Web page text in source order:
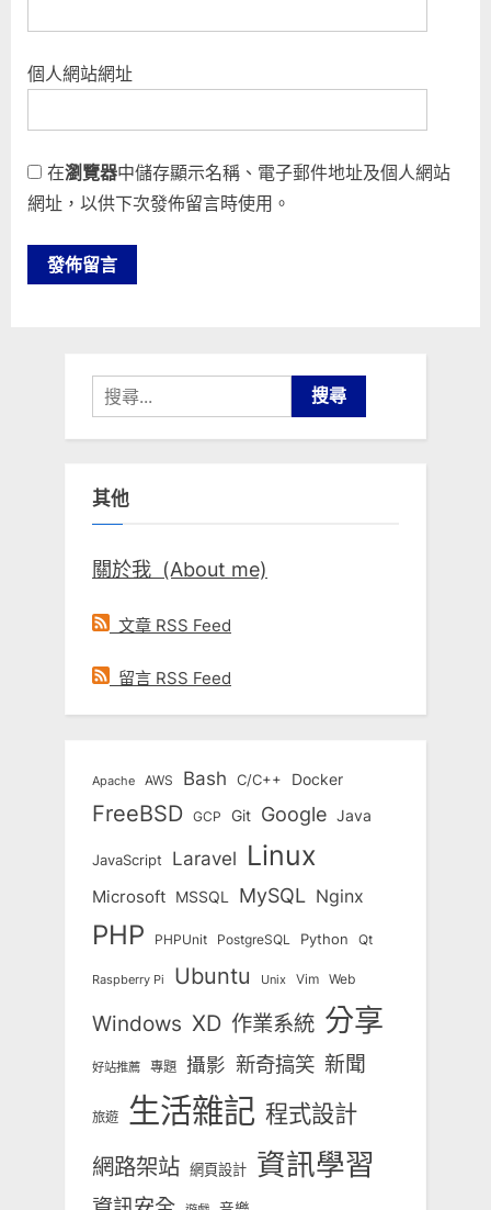
個人網站網址
在瀏覽器中儲存顯示名稱、電子郵件地址及個人網站
網址，以供下次發佈留言時使用。
搜
尋
關
字:
其他
關於我 (About me)
文章 RSS Feed
留言 RSS Feed
Apache AWS Bash C/C++ Docker
FreeBSD GCP Git Google Java
JavaScript Laravel Linux
Microsoft MSSQL MySQL Nginx
PHP PHPUnit PostgreSQL Python Qt
Raspberry Pi Ubuntu Unix Vim Web
Windows XD 作業系統 分享
好站推薦 專題 攝影 新奇搞笑 新聞
旅遊 生活雜記 程式設計
網路架站 網頁設計 資訊學習